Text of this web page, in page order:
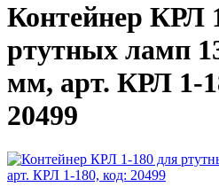
Контейнер КРЛ
ртутных ламп
мм, арт. КРЛ 1-
20499